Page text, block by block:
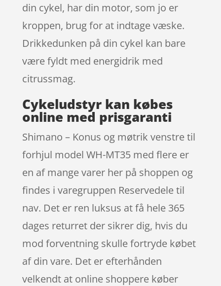
din cykel, har din motor, som jo er
kroppen, brug for at indtage væske.
Drikkedunken på din cykel kan bare
være fyldt med energidrik med
citrussmag.
Cykeludstyr kan købes
online med prisgaranti
Shimano – Konus og møtrik venstre til
forhjul model WH-MT35 med flere er
en af mange varer her på shoppen og
findes i varegruppen Reservedele til
nav. Det er ren luksus at få hele 365
dages returret der sikrer dig, hvis du
mod forventning skulle fortryde købet
af din vare. Det er efterhånden
velkendt at online shoppere køber